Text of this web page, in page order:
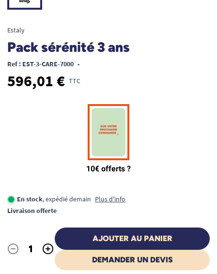
Estaly
Pack sérénité 3 ans
Ref : EST-3-CARE-7000 •
596,01 € TTC
En stock, expédié demain Plus d'info
Livraison offerte
Quantité
- +
AJOUTER AU PANIER
DEMANDER UN DEVIS